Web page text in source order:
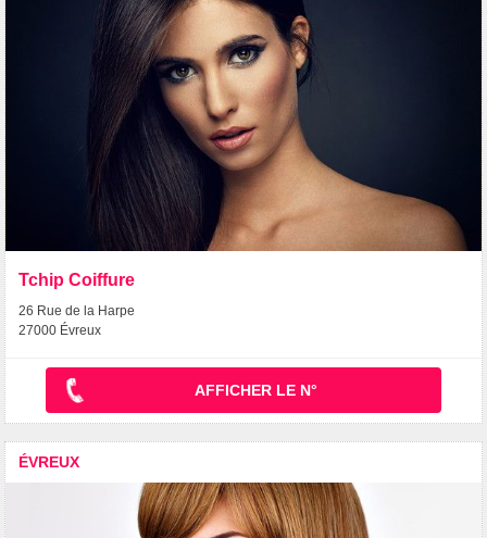
Tchip Coiffure
26 Rue de la Harpe
27000 Évreux
AFFICHER LE N°
ÉVREUX